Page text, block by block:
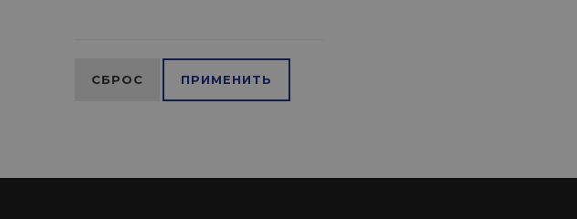
СБРОС ПРИМЕНИТЬ